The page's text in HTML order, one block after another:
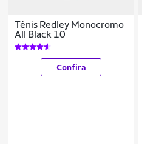
Tênis Redley Monocromo
All Black 10
Confira